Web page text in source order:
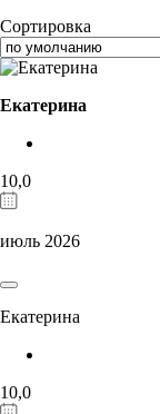
Сортировка
Екатерина
10,0
июль 2026
Екатерина
10,0